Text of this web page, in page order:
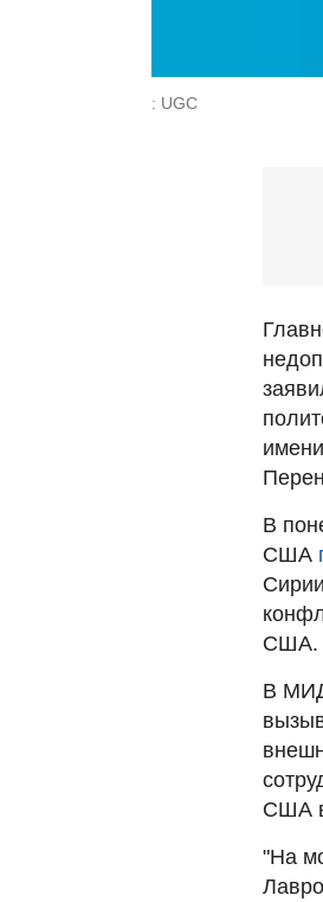
: UGC
В
США
США.
В
США
"На